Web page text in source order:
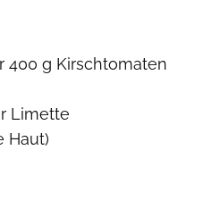
400 g Kirschtomaten
Limette
Haut)